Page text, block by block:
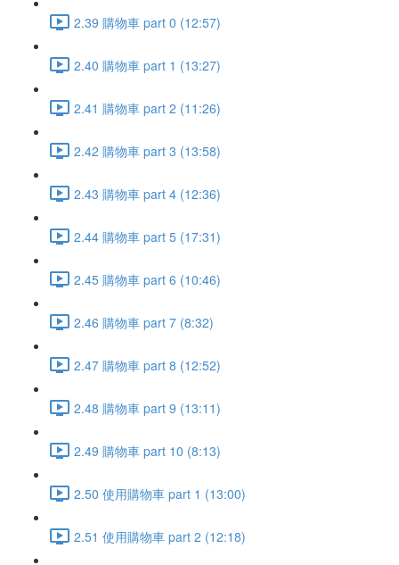
2.39 購物車 part 0 (12:57)
2.40 購物車 part 1 (13:27)
2.41 購物車 part 2 (11:26)
2.42 購物車 part 3 (13:58)
2.43 購物車 part 4 (12:36)
2.44 購物車 part 5 (17:31)
2.45 購物車 part 6 (10:46)
2.46 購物車 part 7 (8:32)
2.47 購物車 part 8 (12:52)
2.48 購物車 part 9 (13:11)
2.49 購物車 part 10 (8:13)
2.50 使用購物車 part 1 (13:00)
2.51 使用購物車 part 2 (12:18)